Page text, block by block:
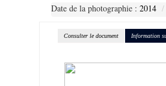
Date de la photographie : 2014
Consulter le document Information